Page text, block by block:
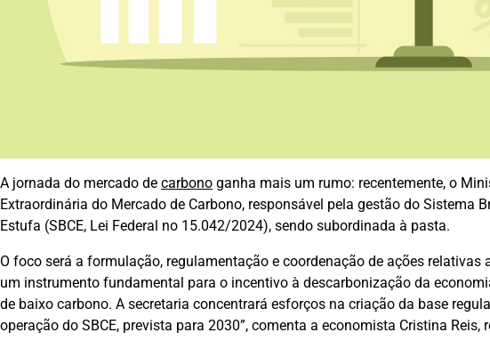
A jornada do mercado de carbono ganha mais um rumo: recentemente, o
Extraordinária do Mercado de Carbono, responsável pela gestão do Sistema
Estufa (SBCE, Lei Federal no 15.042/2024), sendo subordinada à pasta.
O foco será a formulação, regulamentação e coordenação de ações relativas
um instrumento fundamental para o incentivo à descarbonização da
de baixo carbono. A secretaria concentrará esforços na criação da base
operação do SBCE, prevista para 2030”, comenta a economista Cristina Reis,